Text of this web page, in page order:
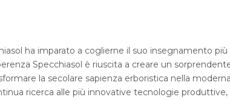
ha imparato a coglierne il suo insegnamento
Specchiasol è riuscita a creare un
la secolare sapienza erboristica nella
ricerca alle più innovative tecnologie